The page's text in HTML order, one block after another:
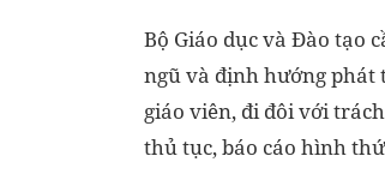
Bộ Giáo dục và Đào tạo
ngũ và định hướng phát
giáo viên, đi đôi với
thủ tục, báo cáo hình